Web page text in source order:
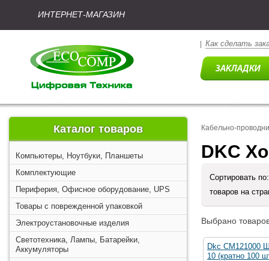
ИНТЕРНЕТ-МАГАЗИН
Как сделать
Каталог товаров
Компьютеры, Ноутбуки, Планшеты
Комплектующие
Периферия, Офисное оборудование, UPS
Товары с поврежденной упаковкой
Электроустановочные изделия
Светотехника, Лампы, Батарейки,
Аккумуляторы
Кабельно-
DKC
Сортировать
товаров на
Выбрано
Dkc CM121000
10 (кратно 100